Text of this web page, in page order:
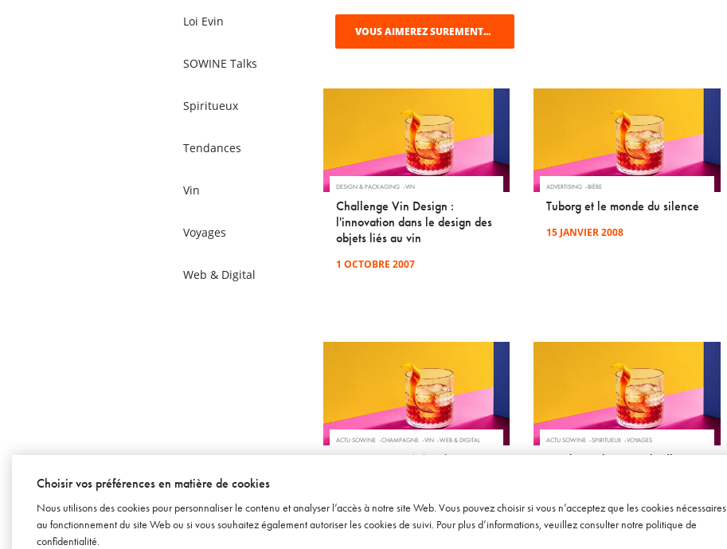
Loi Evin
SOWINE Talks
Spiritueux
Tendances
Vin
Voyages
Web & Digital
VOUS AIMEREZ SUREMENT...
DESIGN & PACKAGING VIN
Challenge Vin Design :
l'innovation dans le design des
objets liés au vin
1 OCTOBRE 2007
ADVERTISING BIÈRE
Tuborg et le monde du silence
15 JANVIER 2008
ACTU SOWINE CHAMPAGNE VIN WEB & DIGITAL
Baromètre SOWINE/SSI 2010
presse écrite pour préparer
leurs achats de vin!
ACTU SOWINE SPIRITUEUX VOYAGES
Penderyn, l'unique distillerie
26 SEPTEMBRE 2011
Choisir vos préférences en matière de cookies
Nous utilisons des cookies pour personnaliser le contenu et analyser l’accès à notre site Web. Vous pouvez choisir si vous n’acceptez que les cookies nécessaires
au fonctionnement du site Web ou si vous souhaitez également autoriser les cookies de suivi. Pour plus d’informations, veuillez consulter notre politique de
confidentialité.